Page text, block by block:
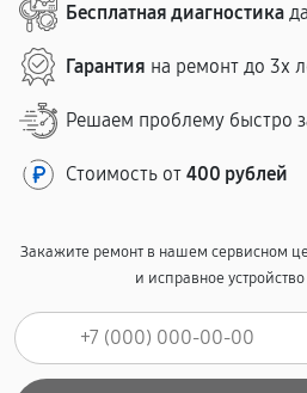
Бесплатная диагностика
Гарантия на ремонт до 3х
Решаем проблему быстро
Стоимость от 400 рублей
Закажите ремонт в нашем сервисном
и исправное